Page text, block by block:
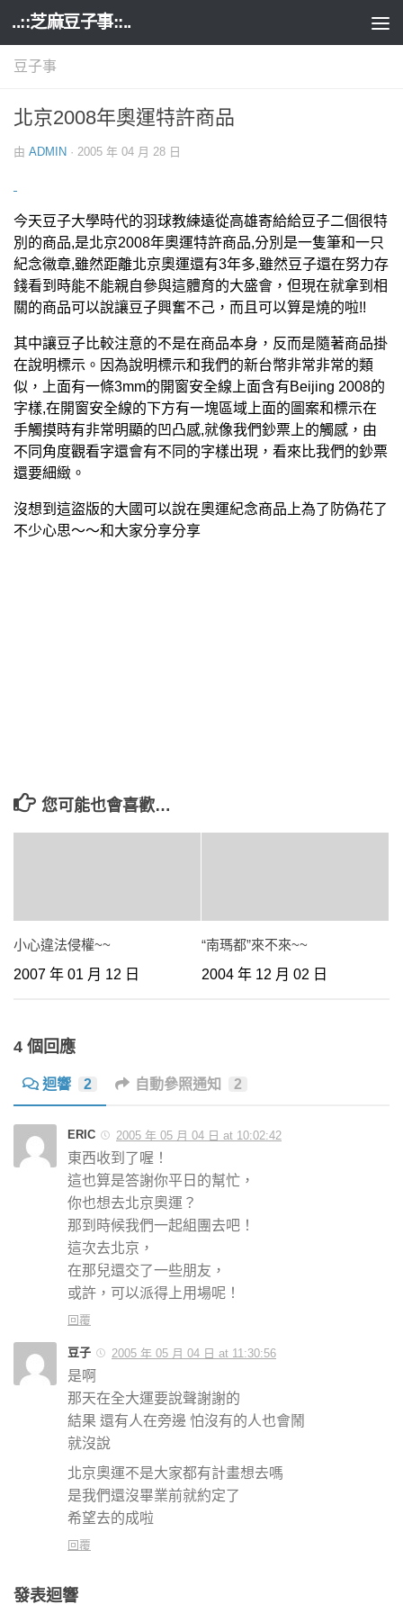
Skip to content
..::芝麻豆子事::..
豆子事
北京2008年奧運特許商品
由 ADMIN · 2005 年 04 月 28 日
今天豆子大學時代的羽球教練遠從高雄寄給給豆子二個很特
別的商品,是北京2008年奧運特許商品,分別是一隻筆和一只
紀念幑章,雖然距離北京奧運還有3年多,雖然豆子還在努力存
錢看到時能不能親自參與這體育的大盛會，但現在就拿到相
關的商品可以說讓豆子興奮不己，而且可以算是燒的啦!!
其中讓豆子比較注意的不是在商品本身，反而是隨著商品掛
在說明標示。因為說明標示和我們的新台幣非常非常的類
似，上面有一條3mm的開窗安全線上面含有Beijing 2008的
字樣,在開窗安全線的下方有一塊區域上面的圖案和標示在
手觸摸時有非常明顯的凹凸感,就像我們鈔票上的觸感，由
不同角度觀看字還會有不同的字樣出現，看來比我們的鈔票
還要細緻。
沒想到這盜版的大國可以說在奧運紀念商品上為了防偽花了
不少心思～～和大家分享分享
您可能也會喜歡…
小心違法侵權~~
2007 年 01 月 12 日
“南瑪都”來不來~~
2004 年 12 月 02 日
4 個回應
迴響 2 自動參照通知 2
ERIC 2005 年 05 月 04 日 at 10:02:42
東西收到了喔！
這也算是答謝你平日的幫忙，
你也想去北京奧運？
那到時候我們一起組團去吧！
這次去北京，
在那兒還交了一些朋友，
或許，可以派得上用場呢！
回覆
豆子 2005 年 05 月 04 日 at 11:30:56
是啊
那天在全大運要說聲謝謝的
結果 還有人在旁邊 怕沒有的人也會鬧
就沒說
北京奧運不是大家都有計畫想去嗎
是我們還沒畢業前就約定了
希望去的成啦
回覆
發表迴響